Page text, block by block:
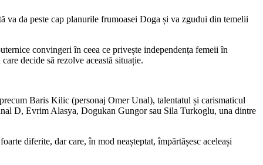
va da peste cap planurile frumoasei Doga și va zgudui din temelii
convingeri în ceea ce privește independența femeii în
decide să rezolve această situație.
Baris Kilic (personaj Omer Unal), talentatul și carismaticul
D, Evrim Alasya, Dogukan Gungor sau Sila Turkoglu, una dintre
diferite, dar care, în mod neașteptat, împărtășesc aceleași